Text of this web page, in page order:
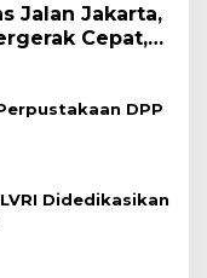
Jalan Jakarta,
Cepat,
Secara
DPP
Didedikasikan